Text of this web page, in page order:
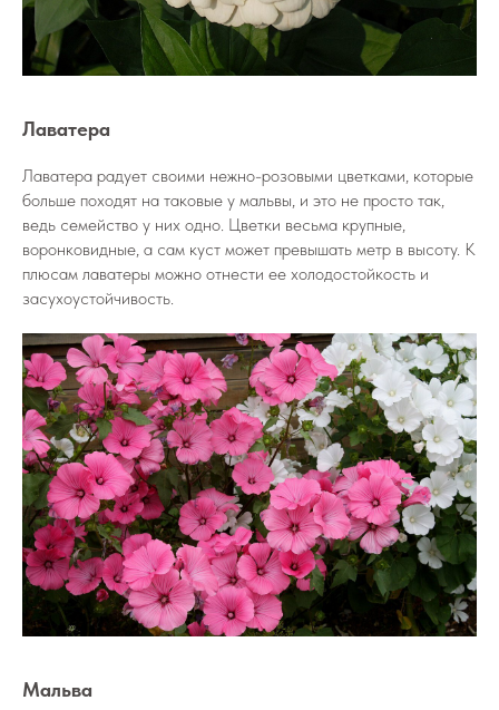
Лаватера
Лаватера радует своими нежно-розовыми цветками, которые
больше походят на таковые у мальвы, и это не просто так,
ведь семейство у них одно. Цветки весьма крупные,
воронковидные, а сам куст может превышать метр в высоту. К
плюсам лаватеры можно отнести ее холодостойкость и
засухоустойчивость.
Мальва